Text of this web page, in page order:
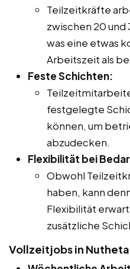
Teilzeitkräfte
zwischen 20 und
was eine etwas
Arbeitszeit als
Feste Schichten:
festgelegte
können, um
abzudecken.
Flexibilität bei
Obwohl
haben, kann
Flexibilität
zusätzliche
Vollzeitjobs in